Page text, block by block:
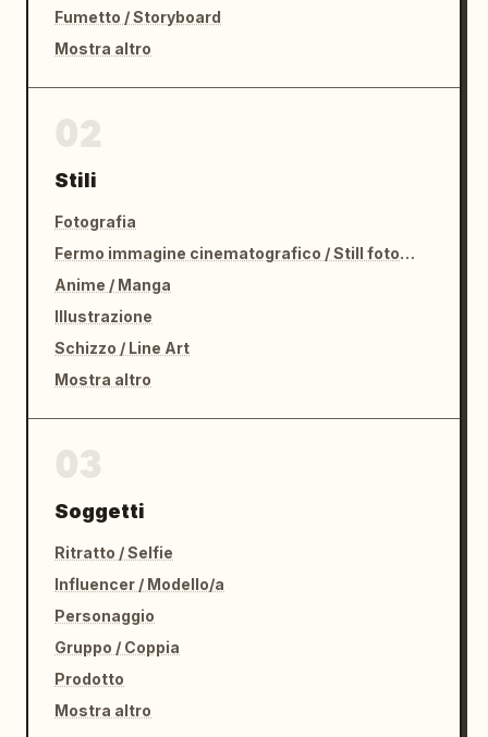
Fumetto / Storyboard
Mostra altro
Stili
Fotografia
Fermo immagine cinematografico / Still fotografico
Anime / Manga
Illustrazione
Schizzo / Line Art
Mostra altro
Soggetti
Ritratto / Selfie
Influencer / Modello/a
Personaggio
Gruppo / Coppia
Prodotto
Mostra altro